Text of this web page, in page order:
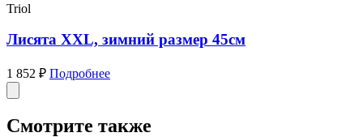
Triol
Лисята XXL, зимний размер 45см
1 852 ₽ Подробнее
Смотрите также